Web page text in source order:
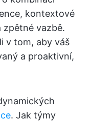
kontextové
zpětné vazbě.
v tom, aby váš
a proaktivní,
. Jak týmy